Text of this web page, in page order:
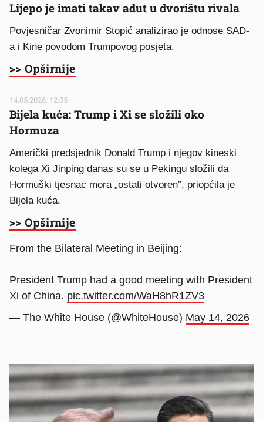
Lijepo je imati takav adut u dvorištu rivala
Povjesničar Zvonimir Stopić analizirao je odnose SAD-
a i Kine povodom Trumpovog posjeta.
>> Opširnije
14.05.2026. 12:05
Bijela kuća: Trump i Xi se složili oko
Hormuza
Američki predsjednik Donald Trump i njegov kineski
kolega Xi Jinping danas su se u Pekingu složili da
Hormuški tjesnac mora „ostati otvoren”, priopćila je
Bijela kuća.
>> Opširnije
From the Bilateral Meeting in Beijing:
President Trump had a good meeting with President
Xi of China. pic.twitter.com/WaH8hR1ZV3
— The White House (@WhiteHouse) May 14, 2026